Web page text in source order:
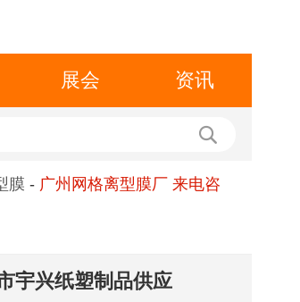
展会 资讯
膜 - 广州网格离型膜厂 来电咨
宇兴纸塑制品供应